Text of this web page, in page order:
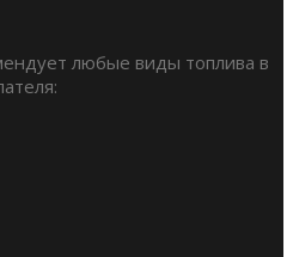
любые виды топлива в